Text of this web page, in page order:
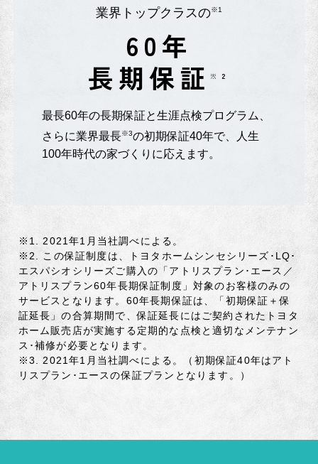
業界トップクラスの※1
60年
長期保証 ※2
最長60年の長期保証と生涯点検プログラム、
さらに業界最長※3の初期保証40年で、人生
100年時代の家づくりに応えます。
※1.
2021年1月当社調べによる。
※2.
この保証制度は、トヨタホームシンセシリーズ･LQ･
エスパシオシリーズご購入の「アトリスプラン･エース／
アトリスプラン60年長期保証制度」対象のお客様のみの
サービスとなります。60年長期保証は、「初期保証＋保
証延長」の合算期間で、保証延長にはご契約されたトヨタ
ホーム販売店が実施する定期的な点検と適切なメンテナン
ス･補修が必要となります。
※3.
2021年1月当社調べによる。（初期保証40年はアト
リスプラン･エースの保証プランとなります。）